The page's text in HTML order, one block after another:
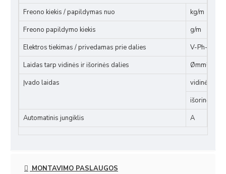
Freono kiekis / papildymas nuo
kg/m
Freono papildymo kiekis
g/m
Elektros tiekimas / privedamas prie dalies
V-Ph-Hz
Laidas tarp vidinės ir išorinės dalies
Ømm²
Įvado laidas
vidinė
išorinė
Automatinis jungiklis
A
MONTAVIMO PASLAUGOS